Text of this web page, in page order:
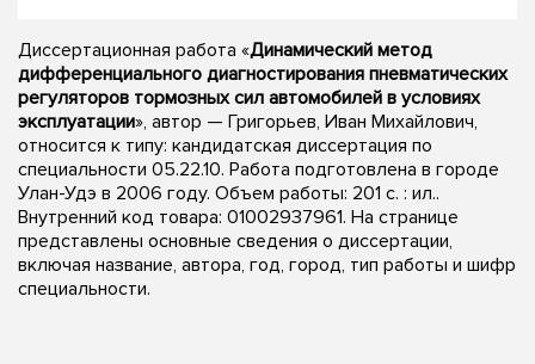
Диссертационная работа «Динамический метод
дифференциального диагностирования пневматических
регуляторов тормозных сил автомобилей в условиях
эксплуатации», автор — Григорьев, Иван Михайлович,
относится к типу: кандидатская диссертация по
специальности 05.22.10. Работа подготовлена в городе
Улан-Удэ в 2006 году. Объем работы: 201 с. : ил..
Внутренний код товара: 01002937961. На странице
представлены основные сведения о диссертации,
включая название, автора, год, город, тип работы и шифр
специальности.